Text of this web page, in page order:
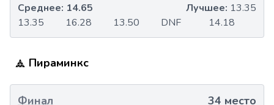
13.35 16.28 13.50 DNF 14.18
Среднее: 14.65 Лучшее: 13.35
Пираминкс
Финал 34 место